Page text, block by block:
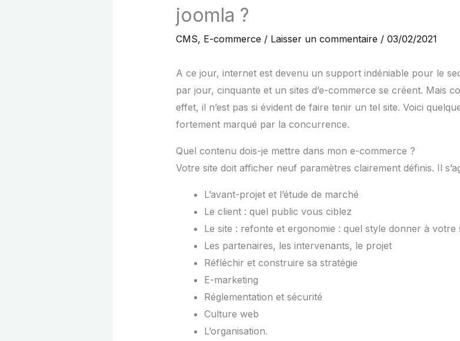
joomla ?
CMS, E-commerce / Laisser un commentaire / 03/02/2021
A ce jour, internet est devenu un support indéniable pour le
par jour, cinquante et un sites d’e-commerce se créent. Mais
effet, il n’est pas si évident de faire tenir un tel site. Voici
fortement marqué par la concurrence.
Quel contenu dois-je mettre dans mon e-commerce ?
Votre site doit afficher neuf paramètres clairement définis. Il
L’avant-projet et l’étude de marché
Le client : quel public vous ciblez
Le site : refonte et ergonomie : quel style donner à
Les partenaires, les intervenants, le projet
Réfléchir et construire sa stratégie
E-marketing
Réglementation et sécurité
Culture web
L’organisation.